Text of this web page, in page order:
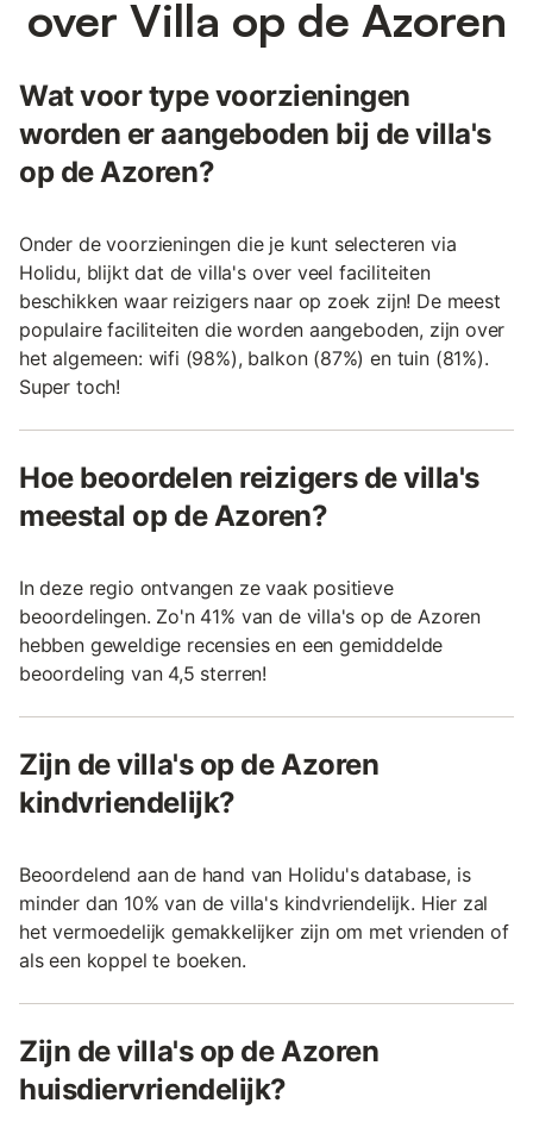
over Villa op de Azoren
Wat voor type voorzieningen
worden er aangeboden bij de villa's
op de Azoren?
Onder de voorzieningen die je kunt selecteren via
Holidu, blijkt dat de villa's over veel faciliteiten
beschikken waar reizigers naar op zoek zijn! De meest
populaire faciliteiten die worden aangeboden, zijn over
het algemeen: wifi (98%), balkon (87%) en tuin (81%).
Super toch!
Hoe beoordelen reizigers de villa's
meestal op de Azoren?
In deze regio ontvangen ze vaak positieve
beoordelingen. Zo'n 41% van de villa's op de Azoren
hebben geweldige recensies en een gemiddelde
beoordeling van 4,5 sterren!
Zijn de villa's op de Azoren
kindvriendelijk?
Beoordelend aan de hand van Holidu's database, is
minder dan 10% van de villa's kindvriendelijk. Hier zal
het vermoedelijk gemakkelijker zijn om met vrienden of
als een koppel te boeken.
Zijn de villa's op de Azoren
huisdiervriendelijk?